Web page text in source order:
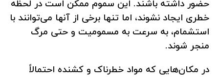
حضور داشته باشند. این سموم ممکن است در لحظه
خطری ایجاد نشوند، اما تنها برخی از آنها می‌توانند با
استشمام، به سرعت به مسمومیت و حتی مرگ
منجر شوند.
در مکان‌هایی که مواد خطرناک و کشنده احتمالاً